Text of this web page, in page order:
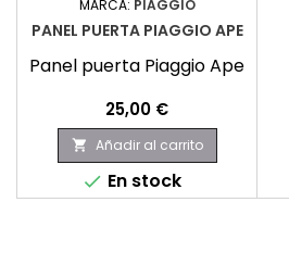
MARCA: PIAGGIO
PANEL PUERTA PIAGGIO APE
Panel puerta Piaggio Ape
Precio
25,00 €
 Añadir al carrito
 En stock